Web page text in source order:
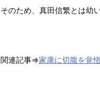
そのため、真田信繁とは幼
関連記事⇒家康に切腹を覚